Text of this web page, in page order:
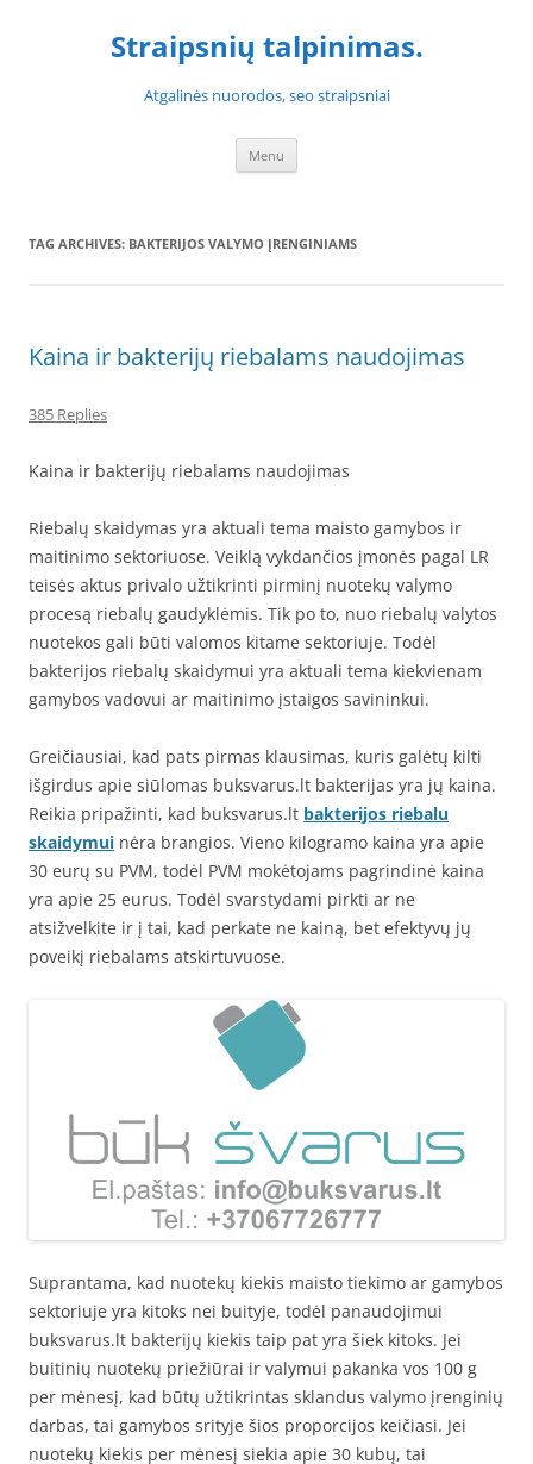
Straipsnių talpinimas.
Atgalinės nuorodos, seo straipsniai
Menu
TAG ARCHIVES: BAKTERIJOS VALYMO ĮRENGINIAMS
Kaina ir bakterijų riebalams naudojimas
385 Replies
Kaina ir bakterijų riebalams naudojimas
Riebalų skaidymas yra aktuali tema maisto gamybos ir
maitinimo sektoriuose. Veiklą vykdančios įmonės pagal LR
teisės aktus privalo užtikrinti pirminį nuotekų valymo
procesą riebalų gaudyklėmis. Tik po to, nuo riebalų valytos
nuotekos gali būti valomos kitame sektoriuje. Todėl
bakterijos riebalų skaidymui yra aktuali tema kiekvienam
gamybos vadovui ar maitinimo įstaigos savininkui.
Greičiausiai, kad pats pirmas klausimas, kuris galėtų kilti
išgirdus apie siūlomas buksvarus.lt bakterijas yra jų kaina.
Reikia pripažinti, kad buksvarus.lt bakterijos riebalu
skaidymui nėra brangios. Vieno kilogramo kaina yra apie
30 eurų su PVM, todėl PVM mokėtojams pagrindinė kaina
yra apie 25 eurus. Todėl svarstydami pirkti ar ne
atsižvelkite ir į tai, kad perkate ne kainą, bet efektyvų jų
poveikį riebalams atskirtuvuose.
Suprantama, kad nuotekų kiekis maisto tiekimo ar gamybos
sektoriuje yra kitoks nei buityje, todėl panaudojimui
buksvarus.lt bakterijų kiekis taip pat yra šiek kitoks. Jei
buitinių nuotekų priežiūrai ir valymui pakanka vos 100 g
per mėnesį, kad būtų užtikrintas sklandus valymo įrenginių
darbas, tai gamybos srityje šios proporcijos keičiasi. Jei
nuotekų kiekis per mėnesį siekia apie 30 kubų, tai